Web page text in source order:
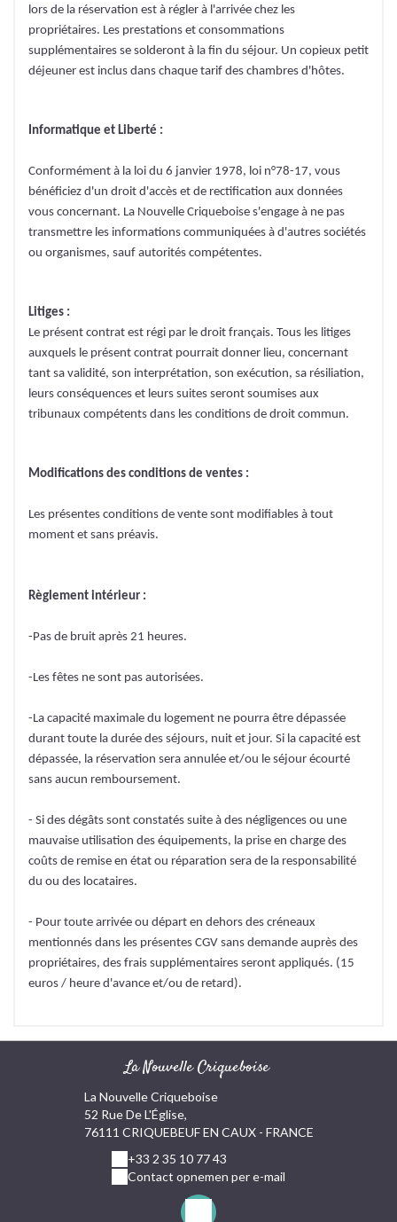
lors de la réservation est à régler à l'arrivée chez les
propriétaires. Les prestations et consommations
supplémentaires se solderont à la fin du séjour. Un copieux petit
déjeuner est inclus dans chaque tarif des chambres d'hôtes.
Informatique et Liberté :
Conformément à la loi du 6 janvier 1978, loi n°78-17, vous
bénéficiez d'un droit d'accès et de rectification aux données
vous concernant. La Nouvelle Criqueboise s'engage à ne pas
transmettre les informations communiquées à d'autres sociétés
ou organismes, sauf autorités compétentes.
Litiges :
Le présent contrat est régi par le droit français. Tous les litiges
auxquels le présent contrat pourrait donner lieu, concernant
tant sa validité, son interprétation, son exécution, sa résiliation,
leurs conséquences et leurs suites seront soumises aux
tribunaux compétents dans les conditions de droit commun.
Modifications des conditions de ventes :
Les présentes conditions de vente sont modifiables à tout
moment et sans préavis.
Règlement intérieur :
-Pas de bruit après 21 heures.
-Les fêtes ne sont pas autorisées.
-La capacité maximale du logement ne pourra être dépassée
durant toute la durée des séjours, nuit et jour. Si la capacité est
dépassée, la réservation sera annulée et/ou le séjour écourté
sans aucun remboursement.
- Si des dégâts sont constatés suite à des négligences ou une
mauvaise utilisation des équipements, la prise en charge des
coûts de remise en état ou réparation sera de la responsabilité
du ou des locataires.
- Pour toute arrivée ou départ en dehors des créneaux
mentionnés dans les présentes CGV sans demande auprès des
propriétaires, des frais supplémentaires seront appliqués. (15
euros / heure d'avance et/ou de retard).
La Nouvelle Criqueboise
La Nouvelle Criqueboise
52 Rue De L'Église,
76111 CRIQUEBEUF EN CAUX - FRANCE
+33 2 35 10 77 43
Contact opnemen per e-mail